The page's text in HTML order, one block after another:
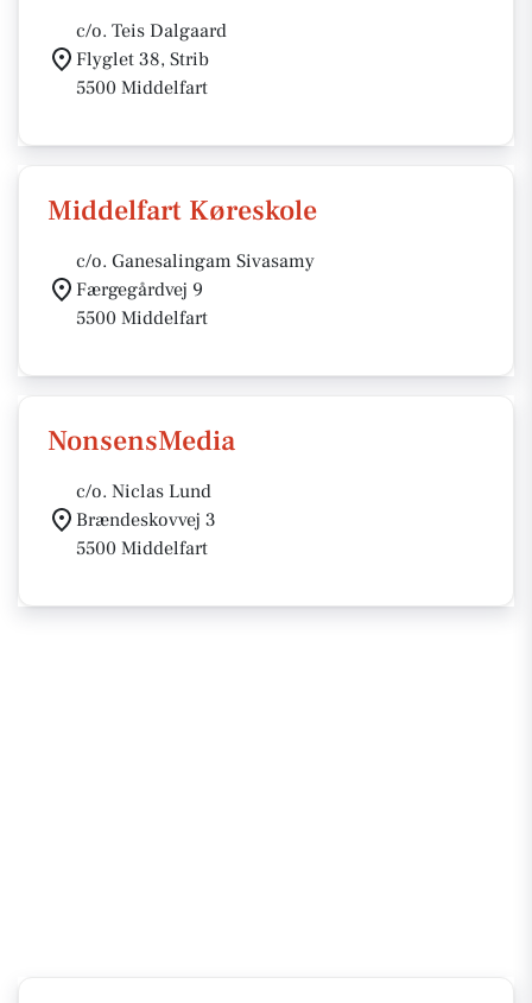
c/o. Teis Dalgaard
Flyglet 38, Strib
5500 Middelfart
Middelfart Køreskole
c/o. Ganesalingam Sivasamy
Færgegårdvej 9
5500 Middelfart
NonsensMedia
c/o. Niclas Lund
Brændeskovvej 3
5500 Middelfart